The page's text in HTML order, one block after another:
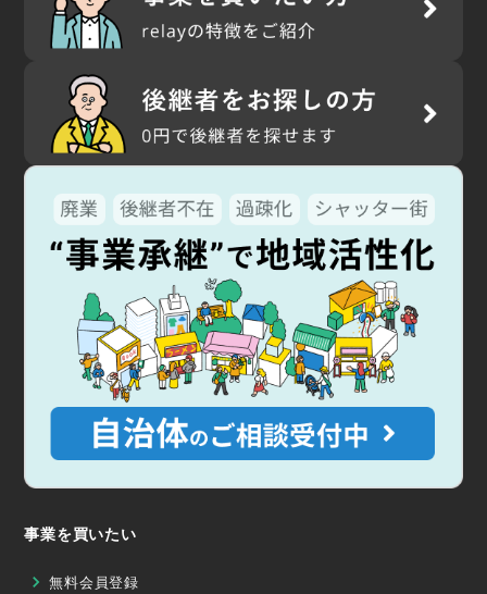
事業を買いたい
無料会員登録